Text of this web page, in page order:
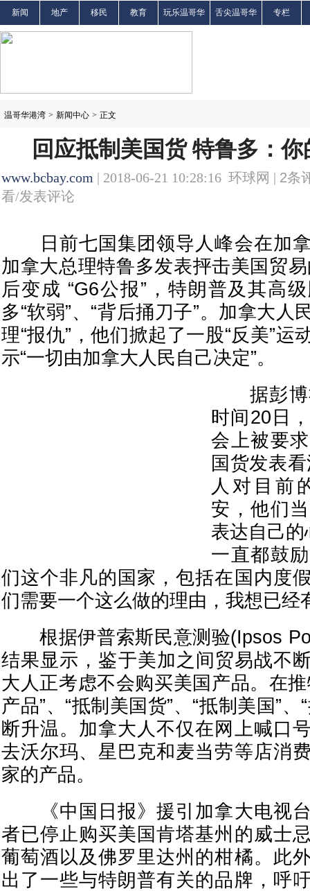
新闻 地产 移民 教育 玩乐温哥华 舌尖温哥华 专栏
温哥华港湾 > 新闻中心 > 正文
回应抵制美国货 特鲁多：
www.bcbay.com | 2018-06-21 10:28:16 环球网 | 2条
看/发表评论
日前七国集团领导人峰会在加拿
加拿大总理特鲁多发表抨击美国贸
后变成 “G6公报”，特朗普及其高
多“软弱”、“背后捅刀子”。加拿大人
理“报仇”，他们掀起了一股“反美”运
示“一切由加拿大人民自己决定”。
据彭博
时间20日
会上被要
国货发表
人对目前
安，他们
表达自己的
一直都鼓
们这个非凡的国家，包括在国内度
们需要一个这么做的理由，我想已经
根据伊普索斯民意测验(Ipsos
结果显示，鉴于美加之间贸易战不
大人正考虑不会购买美国产品。在
产品”、“抵制美国货”、“抵制美国”
断升温。加拿大人不仅在网上喊口
去沃尔玛、星巴克和麦当劳等店消
家的产品。
《中国日报》援引加拿大电视台
者已停止购买美国肯塔基州的威士
葡萄酒以及佛罗里达州的柑橘。此
出了一些与特朗普有关的品牌，呼